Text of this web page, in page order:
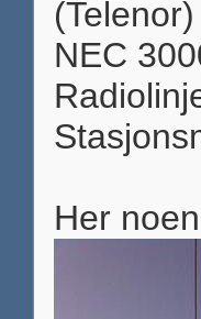
NEC
Her